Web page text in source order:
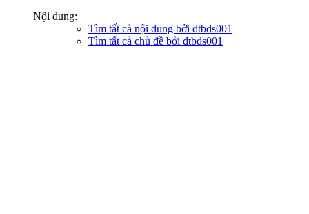
Nội dung:
Tìm tất cả nội dung bởi dtbds001
Tìm tất cả chủ đề bởi dtbds001